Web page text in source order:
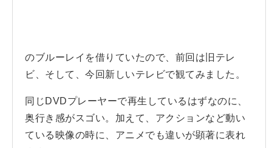
のブルーレイを借りていたので、前回は旧テレ
ビ、そして、今回新しいテレビで観てみました。
同じDVDプレーヤーで再生しているはずなのに、
奥行き感がスゴい。加えて、アクションなど動い
ている映像の時に、アニメでも違いが顕著に表れ